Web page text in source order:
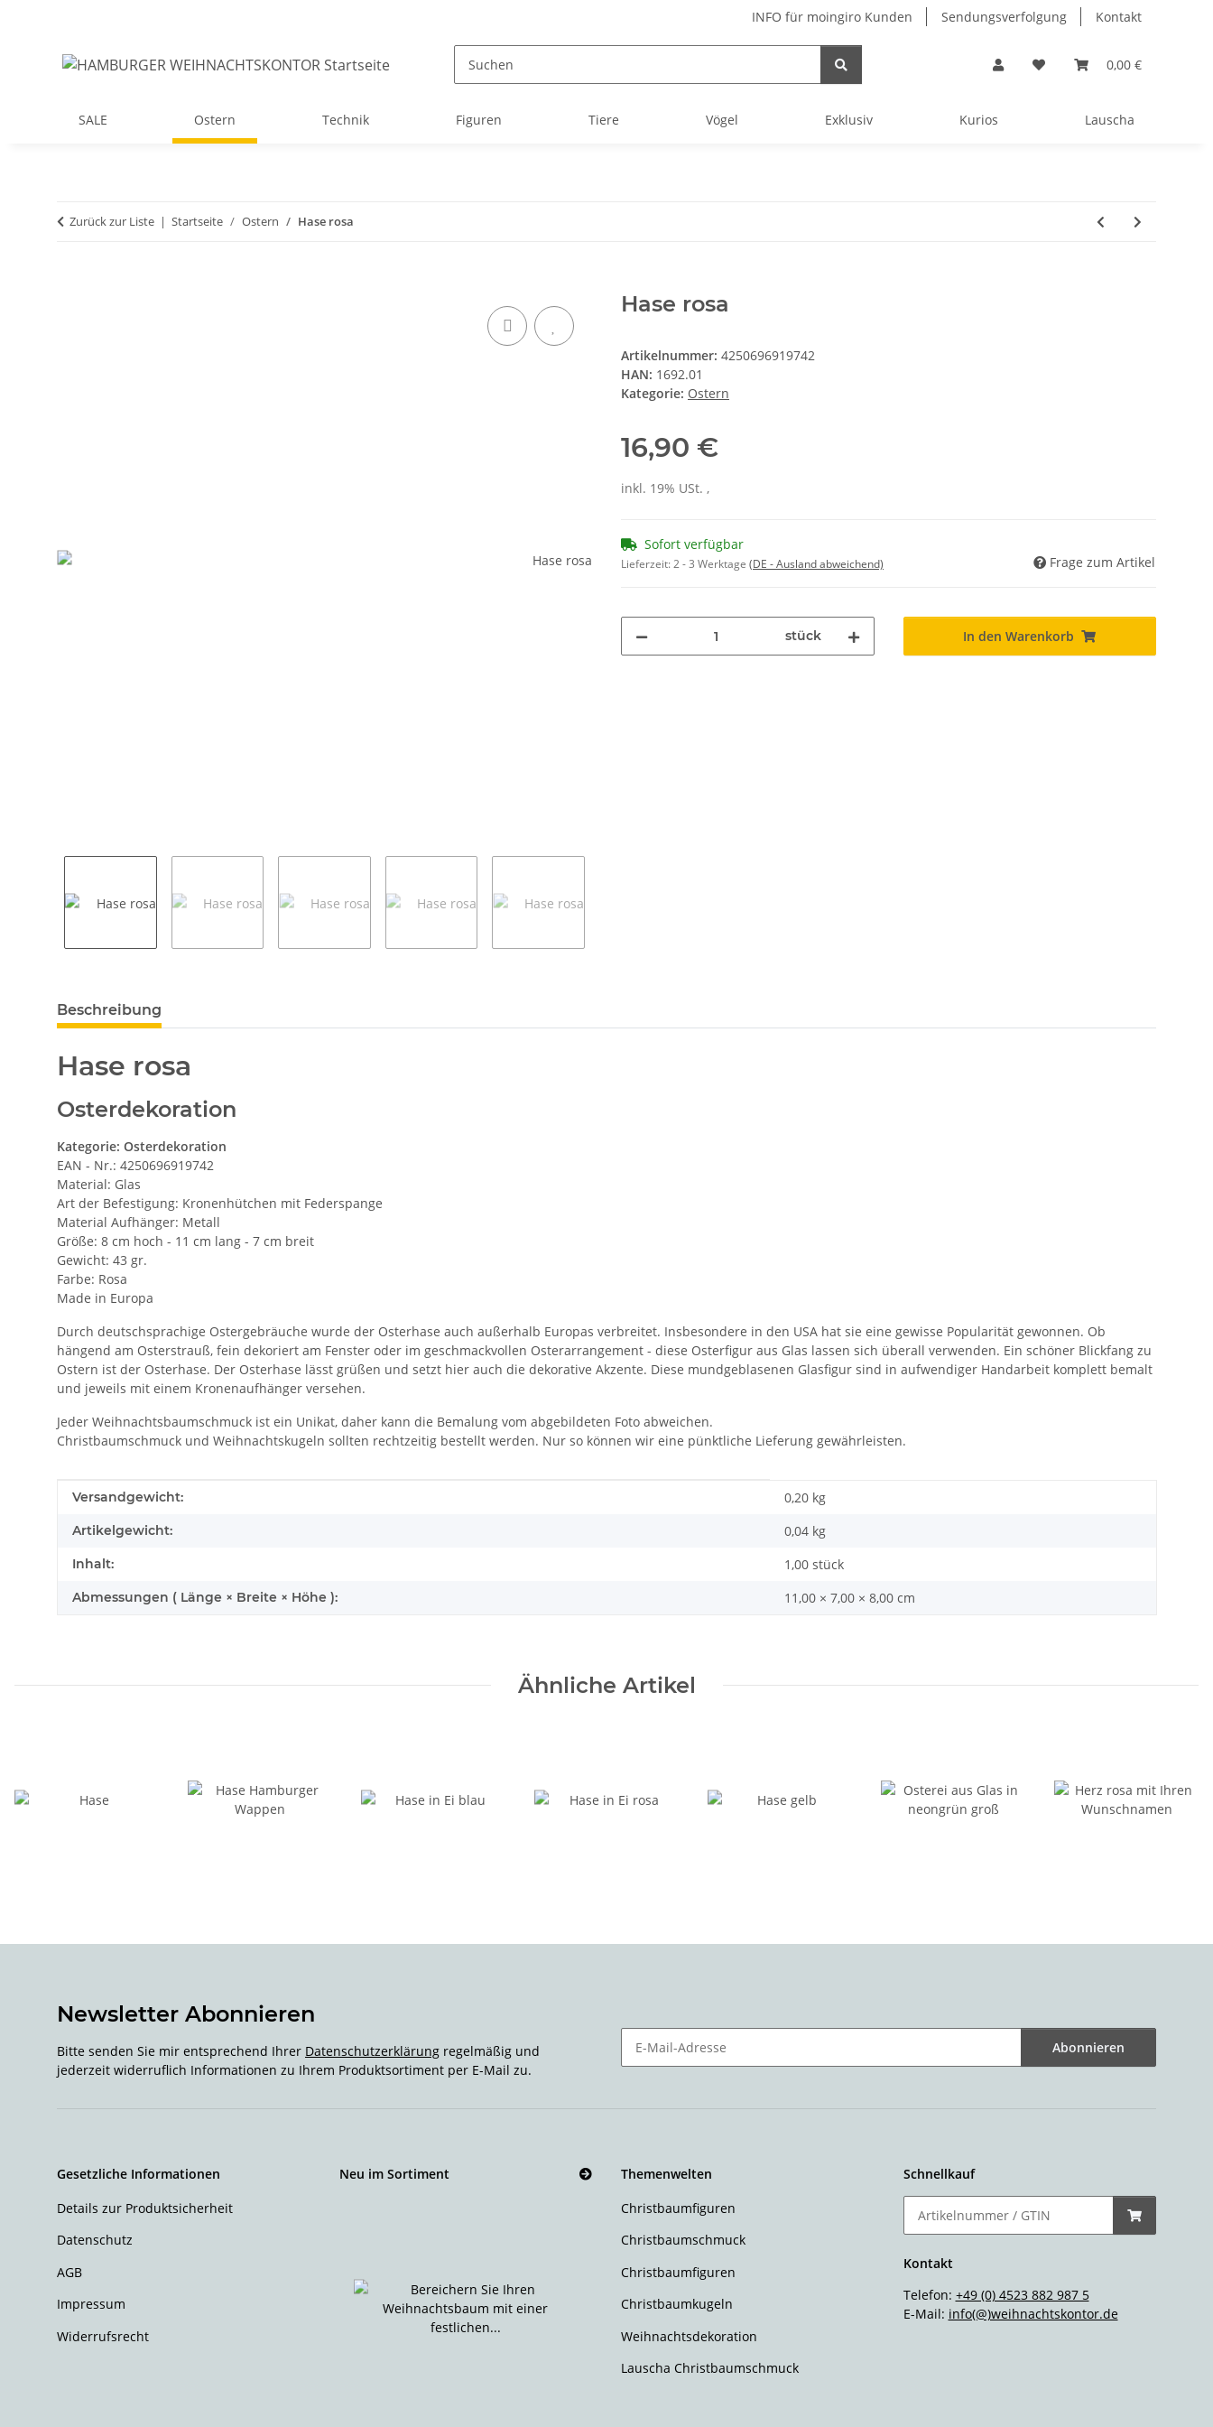
INFO für moingiro Kunden Sendungsverfolgung Kontakt
0,00 €
SALE Ostern Technik Figuren Tiere Vögel Exklusiv Kurios Lauscha
Zurück zur Liste Startseite Ostern Hase rosa
Hase rosa
Artikelnummer: 4250696919742
HAN: 1692.01
Kategorie: Ostern
16,90 €
inkl. 19% USt. ,
Sofort verfügbar
Lieferzeit:2 - 3 Werktage (DE - Ausland abweichend) Frage zum Artikel
stück In den Warenkorb
weitere Registerkarten anzeigen
Beschreibung
Hase rosa
Osterdekoration
Kategorie: Osterdekoration
EAN - Nr.: 4250696919742
Material: Glas
Art der Befestigung: Kronenhütchen mit Federspange
Material Aufhänger: Metall
Größe: 8 cm hoch - 11 cm lang - 7 cm breit
Gewicht: 43 gr.
Farbe: Rosa
Made in Europa
Durch deutschsprachige Ostergebräuche wurde der Osterhase auch außerhalb Europas verbreitet. Insbesondere in den USA hat sie eine gewisse Popularität gewonnen. Ob
hängend am Osterstrauß, fein dekoriert am Fenster oder im geschmackvollen Osterarrangement - diese Osterfigur aus Glas lassen sich überall verwenden. Ein schöner Blickfang zu
Ostern ist der Osterhase. Der Osterhase lässt grüßen und setzt hier auch die dekorative Akzente. Diese mundgeblasenen Glasfigur sind in aufwendiger Handarbeit komplett bemalt
und jeweils mit einem Kronenaufhänger versehen.
Jeder Weihnachtsbaumschmuck ist ein Unikat, daher kann die Bemalung vom abgebildeten Foto abweichen.
Christbaumschmuck und Weihnachtskugeln sollten rechtzeitig bestellt werden. Nur so können wir eine pünktliche Lieferung gewährleisten.
Produkteigenschaft
Wert
Versandgewicht: 0,20 kg
Artikelgewicht: 0,04 kg
Inhalt: 1,00 stück
Abmessungen ( Länge × Breite × Höhe ): 11,00 × 7,00 × 8,00 cm
Ähnliche Artikel
Newsletter Abonnieren
Bitte senden Sie mir entsprechend Ihrer Datenschutzerklärung regelmäßig und
jederzeit widerruflich Informationen zu Ihrem Produktsortiment per E-Mail zu.
Abonnieren
Gesetzliche Informationen
Details zur Produktsicherheit
Datenschutz
AGB
Impressum
Widerrufsrecht
Neu im Sortiment Themenwelten
Christbaumfiguren
Christbaumschmuck
Christbaumfiguren
Christbaumkugeln
Weihnachtsdekoration
Lauscha Christbaumschmuck
Schnellkauf
Kontakt
Telefon: +49 (0) 4523 882 987 5
E-Mail: info(@)weihnachtskontor.de